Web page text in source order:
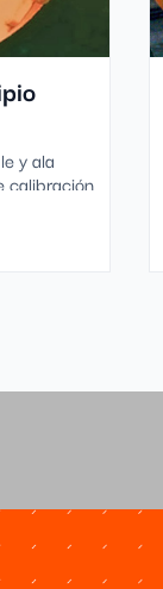
y ala
calibración